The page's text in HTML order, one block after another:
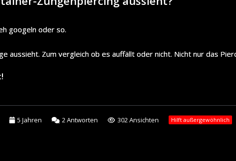
googeln oder so.
aussieht. Zum vergleich ob es auffällt oder nicht. Nicht nur das
5 Jahren 2Antworten 302 Ansichten Hilft außergewöhnlich